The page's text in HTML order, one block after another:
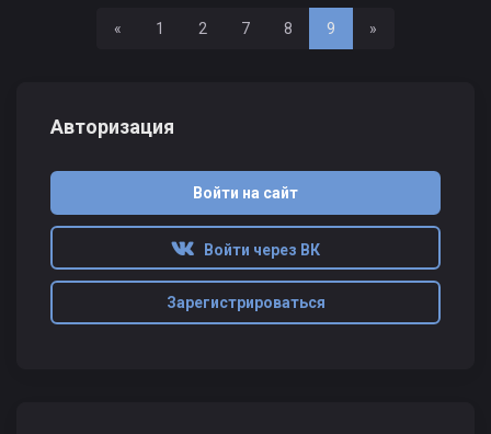
« Назад1 2 7 8 9 »
Авторизация
Войти на сайт
Войти через ВК
Зарегистрироваться